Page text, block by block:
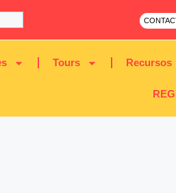
Tours Recursos